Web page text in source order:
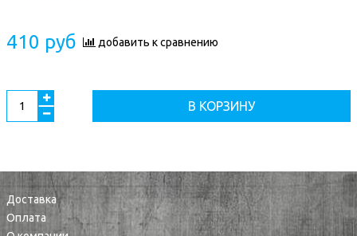
410 руб добавить к сравнению
В КОРЗИНУ
Доставка
Оплата